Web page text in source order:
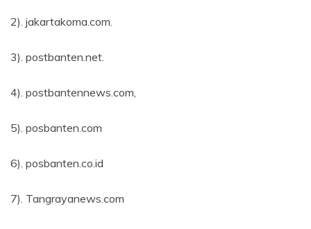
2). jakartakoma.com.
3). postbanten.net.
4). postbantennews.com,
5). posbanten.com
6). posbanten.co.id
7). Tangrayanews.com